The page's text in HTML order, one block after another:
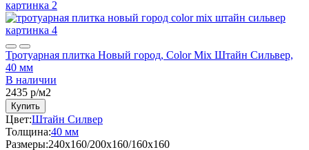
Тротуарная плитка Новый город, Color Mix Штайн Сильвер,
40 мм
В наличии
2435 р/м2
Купить
Цвет:Штайн Силвер
Толщина:40 мм
Размеры:240x160/200x160/160x160